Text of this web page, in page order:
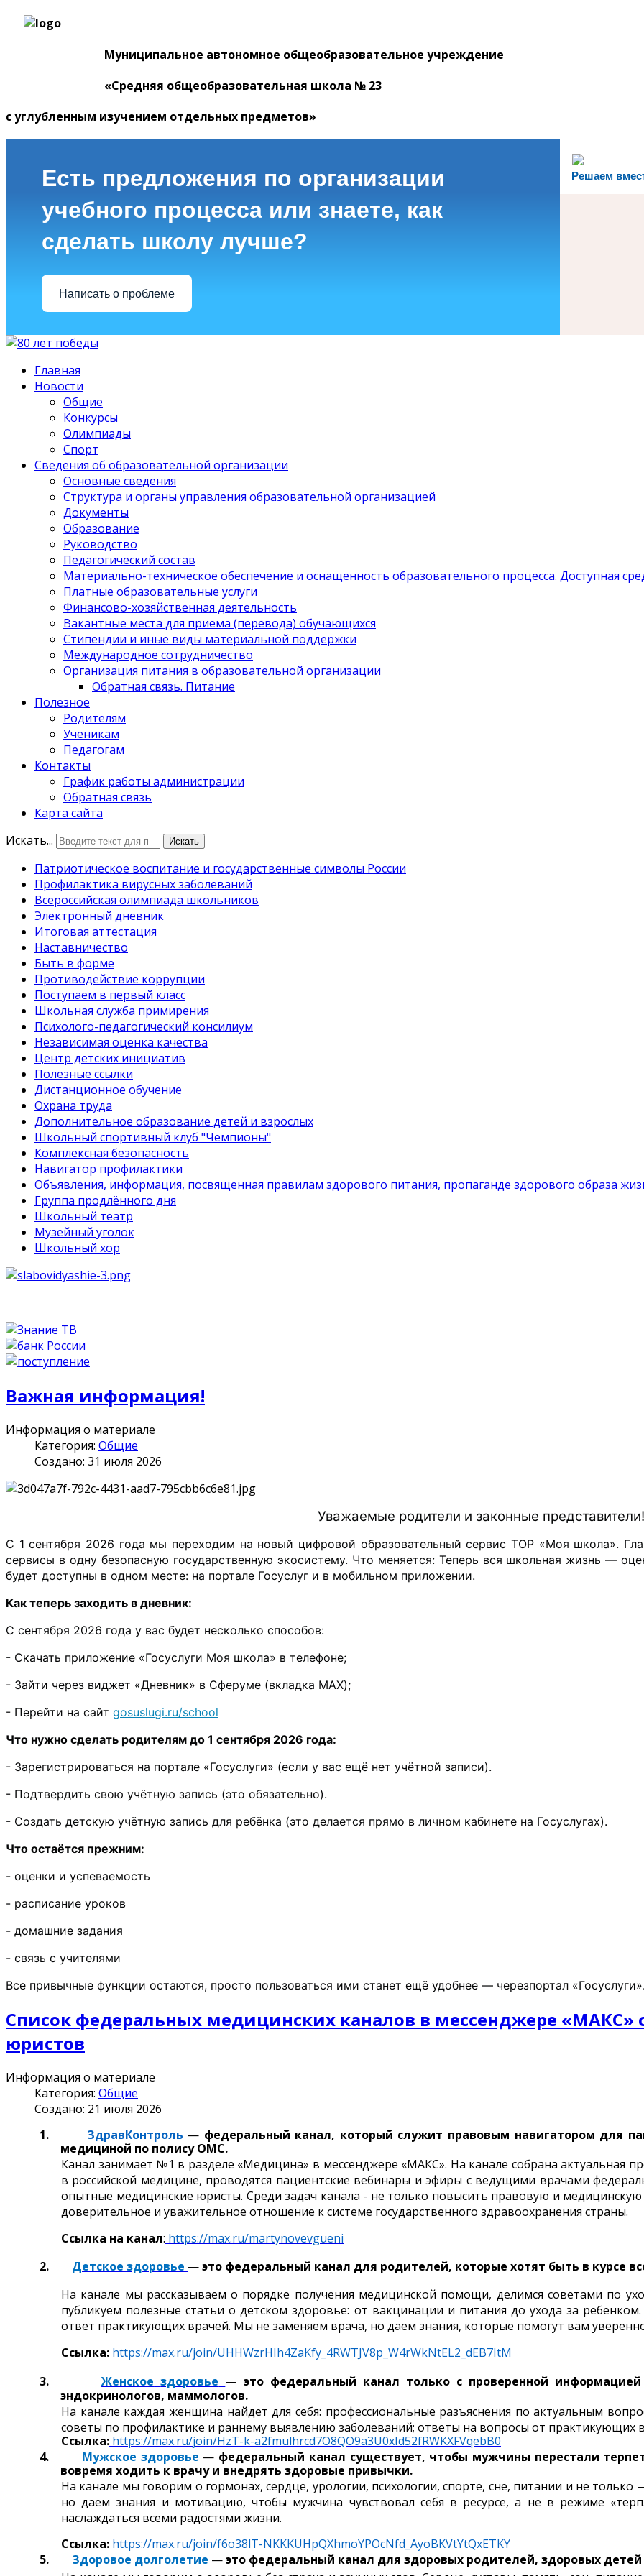
Муниципальное автономное общеобразовательное учреждение
«Средняя общеобразовательная школа № 23
с углубленным изучением отдельных предметов»
Решаем
Есть предложения по организации
учебного процесса или знаете, как
сделать школу лучше?
Написать о проблеме
Главная
Новости
Общие
Конкурсы
Олимпиады
Спорт
Сведения об образовательной организации
Основные сведения
Структура и органы управления образовательной организацией
Документы
Образование
Руководство
Педагогический состав
Материально-техническое обеспечение и оснащенность образовательного процесса. Доступная
Платные образовательные услуги
Финансово-хозяйственная деятельность
Вакантные места для приема (перевода) обучающихся
Стипендии и иные виды материальной поддержки
Международное сотрудничество
Организация питания в образовательной организации
Обратная связь. Питание
Полезное
Родителям
Ученикам
Педагогам
Контакты
График работы администрации
Обратная связь
Карта сайта
Искать...
Искать
Патриотическое воспитание и государственные символы России
Профилактика вирусных заболеваний
Всероссийская олимпиада школьников
Электронный дневник
Итоговая аттестация
Наставничество
Быть в форме
Противодействие коррупции
Поступаем в первый класс
Школьная служба примирения
Психолого-педагогический консилиум
Независимая оценка качества
Центр детских инициатив
Полезные ссылки
Дистанционное обучение
Охрана труда
Дополнительное образование детей и взрослых
Школьный спортивный клуб "Чемпионы"
Комплексная безопасность
Навигатор профилактики
Объявления, информация, посвященная правилам здорового питания, пропаганде здорового образа
Группа продлённого дня
Школьный театр
Музейный уголок
Школьный хор
Важная информация!
Информация о материале
Категория: Общие
Создано: 31 июля 2026
Уважаемые родители и законные представители!
С 1 сентября 2026 года мы переходим на новый цифровой образовательный сервис ТОР «Моя школа».
сервисы в одну безопасную государственную экосистему. Что меняется: Теперь вся школьная жизнь —
будет доступны в одном месте: на портале Госуслуг и в мобильном приложении.
Как теперь заходить в дневник:
С сентября 2026 года у вас будет несколько способов:
- Скачать приложение «Госуслуги Моя школа» в телефоне;
- Зайти через виджет «Дневник» в Сферуме (вкладка MAX);
- Перейти на сайт gosuslugi.ru/school
Что нужно сделать родителям до 1 сентября 2026 года:
- Зарегистрироваться на портале «Госуслуги» (если у вас ещё нет учётной записи).
- Подтвердить свою учётную запись (это обязательно).
- Создать детскую учётную запись для ребёнка (это делается прямо в личном кабинете на Госуслугах).
Что остаётся прежним:
- оценки и успеваемость
- расписание уроков
- домашние задания
- связь с учителями
Все привычные функции остаются, просто пользоваться ими станет ещё удобнее — черезпортал
Список федеральных медицинских каналов в мессенджере «МАКС»
юристов
Информация о материале
Категория: Общие
Создано: 21 июля 2026
1.
ЗдравКонтроль — федеральный канал, который служит правовым навигатором для
медициной по полису ОМС.
Канал занимает №1 в разделе «Медицина» в мессенджере «МАКС». На канале собрана актуальная
в российской медицине, проводятся пациентские вебинары и эфиры с ведущими врачами
опытные медицинские юристы. Среди задач канала - не только повысить правовую и
доверительное и уважительное отношение к системе государственного здравоохранения страны.
Ссылка на канал: https://max.ru/martynovevgueni
2.
Детское здоровье —это федеральный канал для родителей, которые хотят быть в курсе
На канале мы рассказываем о порядке получения медицинской помощи, делимся советами по
публикуем полезные статьи о детском здоровье: от вакцинации и питания до ухода за
ответ практикующих врачей. Мы не заменяем врача, но даем знания, которые помогут вам
Ссылка: https://max.ru/join/UHHWzrHIh4ZaKfy _4RWTJV8p W4rWkNtEL2_ dEB7ItM
3.
Женское здоровье — это федеральный канал только с проверенной
эндокринологов, маммологов.
На канале каждая женщина найдет для себя: профессиональные разъяснения по актуальным
советы по профилактике и раннему выявлению заболеваний; ответы на вопросы от практикующих
Ссылка: https://max.ru/join/HzT-k-a2fmulhrcd7O8QO9a3U0xId52fRWKXFVqebB0
4.
Мужское здоровье — федеральный канал существует, чтобы мужчины перестали
вовремя ходить к врачу и внедрять здоровые привычки.
На канале мы говорим о гормонах, сердце, урологии, психологии, спорте, сне, питании и не
но даем знания и мотивацию, чтобы мужчина чувствовал себя в ресурсе, а не в режиме
наслаждаться всеми радостями жизни.
Ссылка: https://max.ru/join/f6o38lT-NKKKUHpQXhmoYPOcNfd AyoBKVtYtQxETKY
5.
Здоровое долголетие —это федеральный канал для здоровых родителей, здоровых